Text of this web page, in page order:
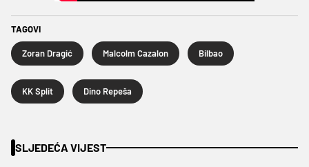
TAGOVI
Zoran Dragić Malcolm Cazalon Bilbao
KK Split Dino Repeša
SLJEDEĆA VIJEST